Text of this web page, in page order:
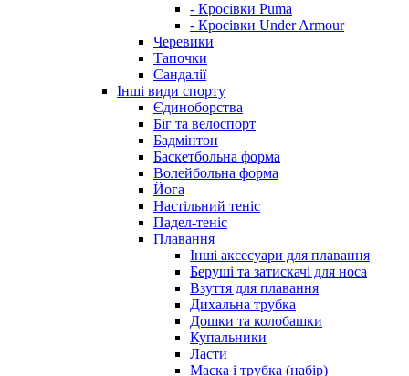
- Кросівки Puma
- Кросівки Under Armour
Черевики
Тапочки
Сандалії
Інші види спорту
Єдиноборства
Біг та велоспорт
Бадмінтон
Баскетбольна форма
Волейбольна форма
Йога
Настільний теніс
Падел-теніс
Плавання
Інші аксесуари для плавання
Беруші та затискачі для носа
Взуття для плавання
Дихальна трубка
Дошки та колобашки
Купальники
Ласти
Маска і трубка (набір)